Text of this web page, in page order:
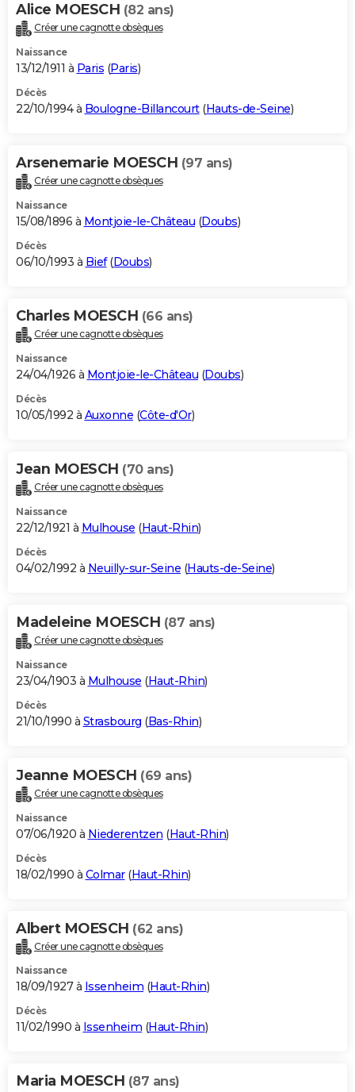
Alice MOESCH (82 ans)
Créer une cagnotte obsèques
Naissance
13/12/1911 à Paris (Paris)
Décès
22/10/1994 à Boulogne-Billancourt(Hauts-de-Seine)
Arsenemarie MOESCH (97 ans)
Créer une cagnotte obsèques
Naissance
15/08/1896 à Montjoie-le-Château (Doubs)
Décès
06/10/1993 à Bief(Doubs)
Charles MOESCH (66 ans)
Créer une cagnotte obsèques
Naissance
24/04/1926 à Montjoie-le-Château (Doubs)
Décès
10/05/1992 à Auxonne (Côte-d'Or)
Jean MOESCH (70 ans)
Créer une cagnotte obsèques
Naissance
22/12/1921 à Mulhouse (Haut-Rhin)
Décès
04/02/1992 à Neuilly-sur-Seine (Hauts-de-Seine)
Madeleine MOESCH (87 ans)
Créer une cagnotte obsèques
Naissance
23/04/1903 à Mulhouse (Haut-Rhin)
Décès
21/10/1990 à Strasbourg (Bas-Rhin)
Jeanne MOESCH (69 ans)
Créer une cagnotte obsèques
Naissance
07/06/1920 à Niederentzen (Haut-Rhin)
Décès
18/02/1990 à Colmar(Haut-Rhin)
Albert MOESCH (62 ans)
Créer une cagnotte obsèques
Naissance
18/09/1927 à Issenheim (Haut-Rhin)
Décès
11/02/1990 à Issenheim (Haut-Rhin)
Maria MOESCH (87 ans)